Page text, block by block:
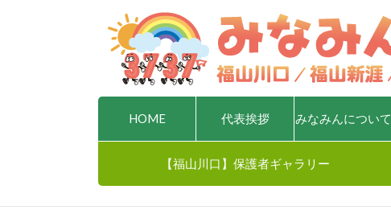
HOME 代表挨拶 みなみんについて
【福山川口】保護者ギャラリー